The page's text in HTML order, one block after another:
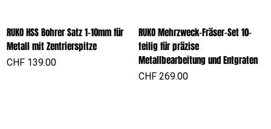
RUKO HSS Bohrer Satz 1-10mm für
Metall mit Zentrierspitze
Preis
CHF 139.00
RUKO Mehrzweck-Fräser-Set 10-
teilig für präzise
Metallbearbeitung und Entgraten
Preis
CHF 269.00